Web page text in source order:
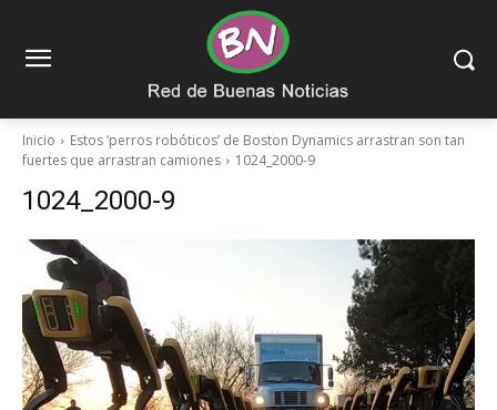
Inicio
Estos ‘perros robóticos’ de Boston Dynamics arrastran son tan
fuertes que arrastran camiones
1024_2000-9
1024_2000-9